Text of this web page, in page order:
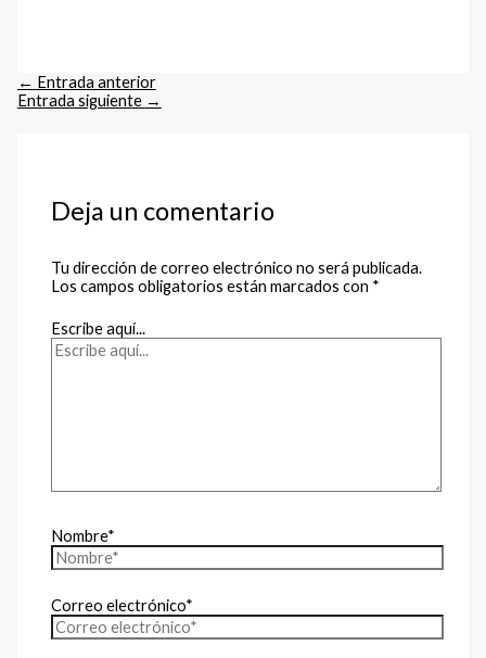
← Entrada anterior
Entrada siguiente →
Deja un comentario
Tu dirección de correo electrónico no será publicada.
Los campos obligatorios están marcados con *
Escribe aquí...
Nombre*
Correo electrónico*